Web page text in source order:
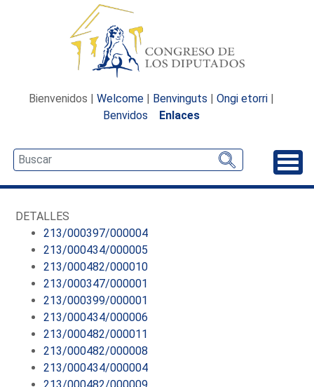
Bienvenidos | Welcome | Benvinguts | Ongi etorri |
Benvidos
Enlaces
DETALLES
213/000397/000004
213/000434/000005
213/000482/000010
213/000347/000001
213/000399/000001
213/000434/000006
213/000482/000011
213/000482/000008
213/000434/000004
213/000482/000009